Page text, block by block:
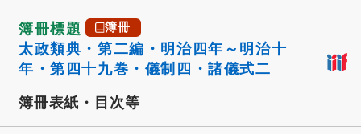
簿冊標題 簿冊
太政類典・第二編・明治四年～明治十
年・第四十九巻・儀制四・諸儀式二
簿冊表紙・目次等